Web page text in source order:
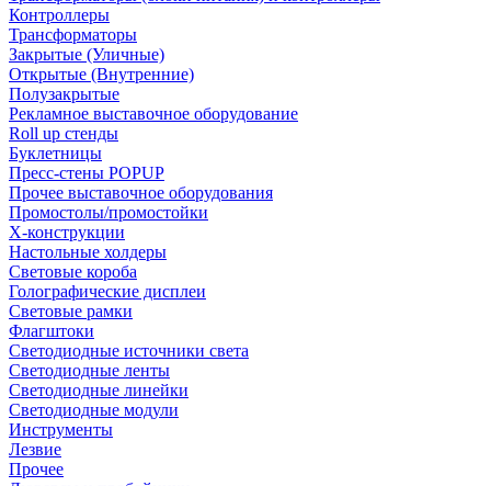
Контроллеры
Трансформаторы
Закрытые (Уличные)
Открытые (Внутренние)
Полузакрытые
Рекламное выставочное оборудование
Roll up стенды
Буклетницы
Пресс-стены POPUP
Прочее выставочное оборудования
Промостолы/промостойки
Х-конструкции
Настольные холдеры
Световые короба
Голографические дисплеи
Световые рамки
Флагштоки
Светодиодные источники света
Светодиодные ленты
Светодиодные линейки
Светодиодные модули
Инструменты
Лезвие
Прочее